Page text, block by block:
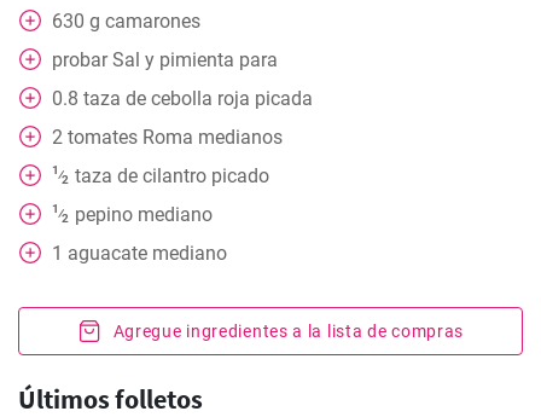
630 g camarones
probar Sal y pimienta para
0.8 taza de cebolla roja picada
2 tomates Roma medianos
1⁄2 taza de cilantro picado
1⁄2
pepino mediano
1 aguacate mediano
Agregue ingredientes a la lista de compras
Últimos folletos